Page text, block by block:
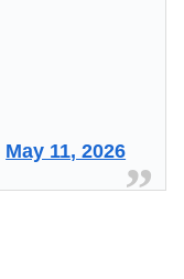
May 11, 2026